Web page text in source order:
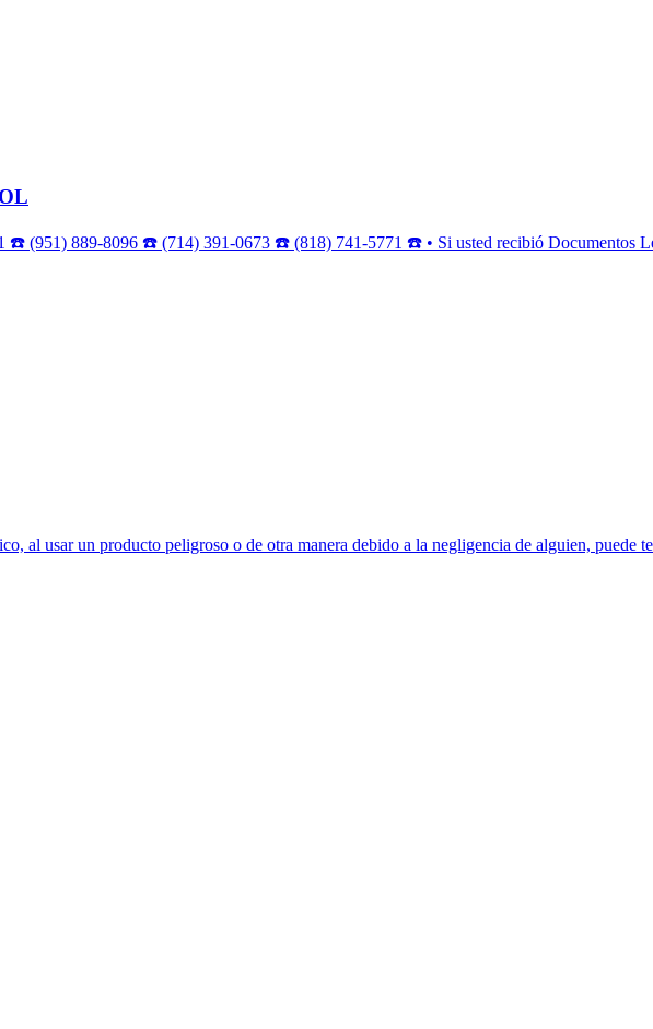
(951) 889-8096 ☎️ (714) 391-0673 ☎️ (818) 741-5771 ☎️ • Si usted recibió Documentos
al usar un producto peligroso o de otra manera debido a la negligencia de alguien, puede